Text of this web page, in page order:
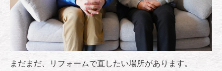
まだまだ、リフォームで直したい場所があります。